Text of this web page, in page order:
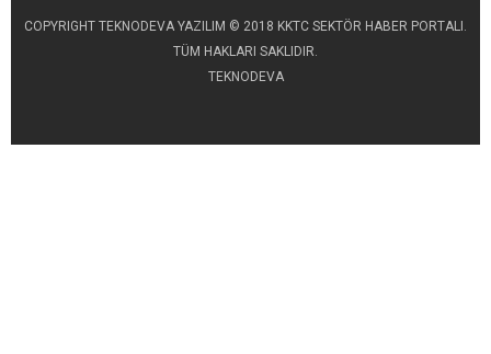
COPYRIGHT TEKNODEVA YAZILIM © 2018 KKTC SEKTÖR HABER PORTALI.
TÜM HAKLARI SAKLIDIR.
TEKNODEVA